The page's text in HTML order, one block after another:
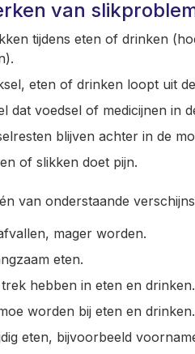
van
tijdens eten of drinken
eten of drinken loopt uit
dat voedsel of medicijnen in
blijven achter in de
of slikken doet pijn.
van onderstaande
mager worden.
eten.
hebben in eten en drinken.
worden bij eten en drinken.
eten, bijvoorbeeld